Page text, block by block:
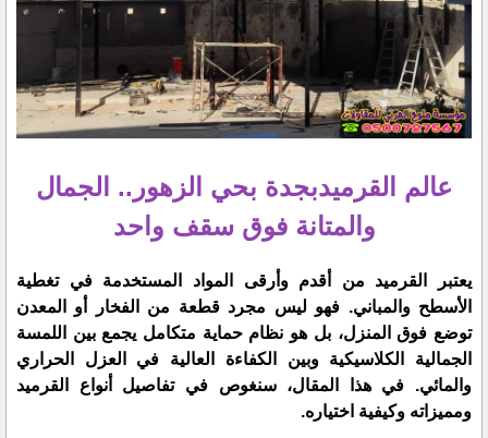
عالم القرميدبجدة بحي الزهور.. الجمال
والمتانة فوق سقف واحد
​يعتبر القرميد من أقدم وأرقى المواد المستخدمة في تغطية
الأسطح والمباني. فهو ليس مجرد قطعة من الفخار أو المعدن
توضع فوق المنزل، بل هو نظام حماية متكامل يجمع بين اللمسة
الجمالية الكلاسيكية وبين الكفاءة العالية في العزل الحراري
والمائي. في هذا المقال، سنغوص في تفاصيل أنواع القرميد
ومميزاته وكيفية اختياره.